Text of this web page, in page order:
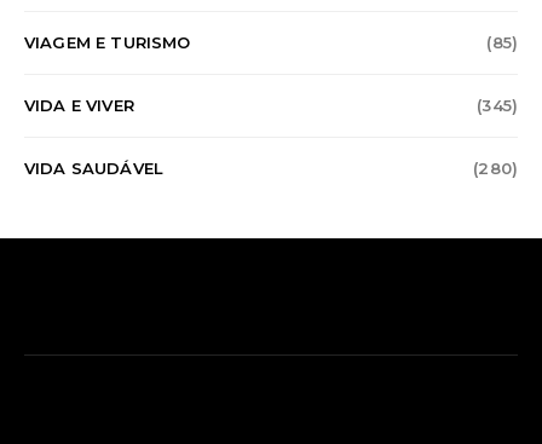
VIAGEM E TURISMO (85)
VIDA E VIVER (345)
VIDA SAUDÁVEL (280)